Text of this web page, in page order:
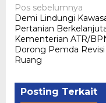
Navigasi
pos
Pos sebelumnya
Demi Lindungi
Pertanian
Kementerian ATR/
Dorong Pemda Revisi
Ruang
Posting Terkait